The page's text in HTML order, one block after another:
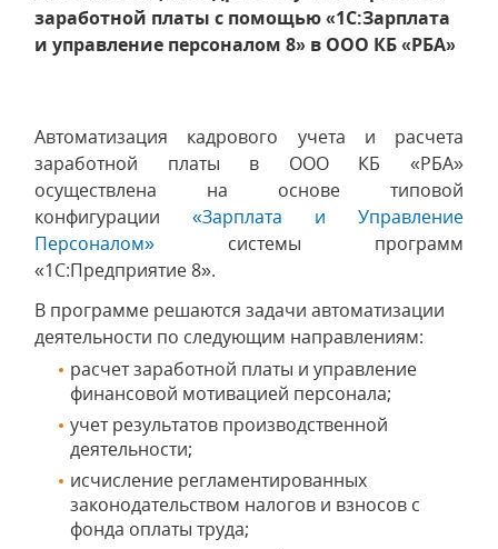
заработной платы с помощью «1С:Зарплата
и управление персоналом 8» в ООО КБ «РБА»
Автоматизация кадрового учета и расчета
заработной платы в ООО КБ «РБА»
осуществлена на основе типовой
конфигурации «Зарплата и Управление
Персоналом» системы программ
«1С:Предприятие 8».
В программе решаются задачи автоматизации
деятельности по следующим направлениям:
расчет заработной платы и управление
финансовой мотивацией персонала;
учет результатов производственной
деятельности;
исчисление регламентированных
законодательством налогов и взносов с
фонда оплаты труда;